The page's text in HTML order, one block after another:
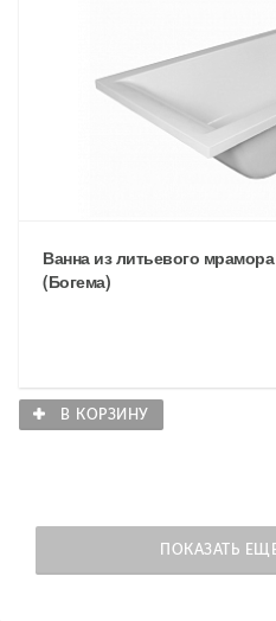
Ванна из литьевого мрамора
(Богема)
В КОРЗИНУ
ПОКАЗАТЬ